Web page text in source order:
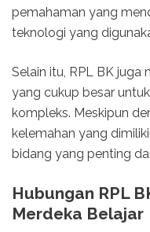
pemahaman yang
teknologi yang
Selain itu, RPL BK
yang cukup besar
kompleks. Meskipun
kelemahan yang
bidang yang penting
Hubungan RPL
Merdeka Belajar